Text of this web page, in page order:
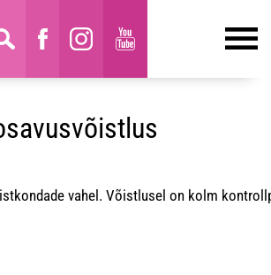
vahel. Võistlusel on kolm